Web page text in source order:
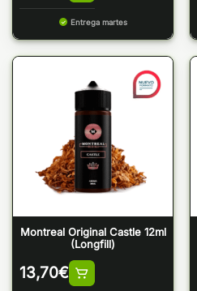
Entrega martes
Montreal Original Castle 12ml
(Longfill)
13,70€